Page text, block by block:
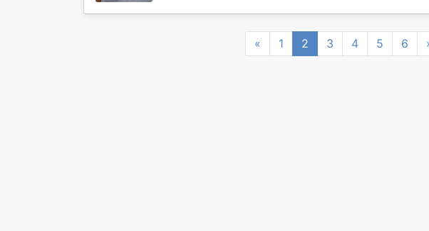
« Previous
1 2 3 4 5 6